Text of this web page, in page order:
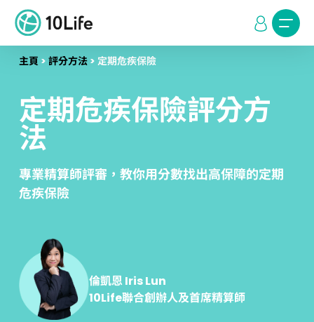
主頁 > 評分方法> 定期危疾保險
定期危疾保險評分方
法
專業精算師評審，教你用分數找出高保障的定期
危疾保險
倫凱恩 Iris Lun
10Life聯合創辦人及首席精算師